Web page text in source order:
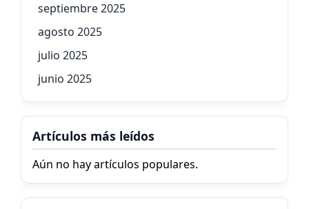
septiembre 2025
agosto 2025
julio 2025
junio 2025
Artículos más leídos
Aún no hay artículos populares.